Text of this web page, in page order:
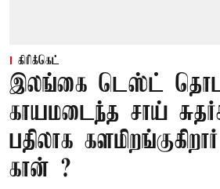
கிரிக்கெட்
இலங்கை டெஸ்ட்
காயமடைந்த சாய்
பதிலாக
கான் ?